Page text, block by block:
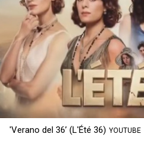
'Verano del 36’ (L'Été 36) YOUTUBE